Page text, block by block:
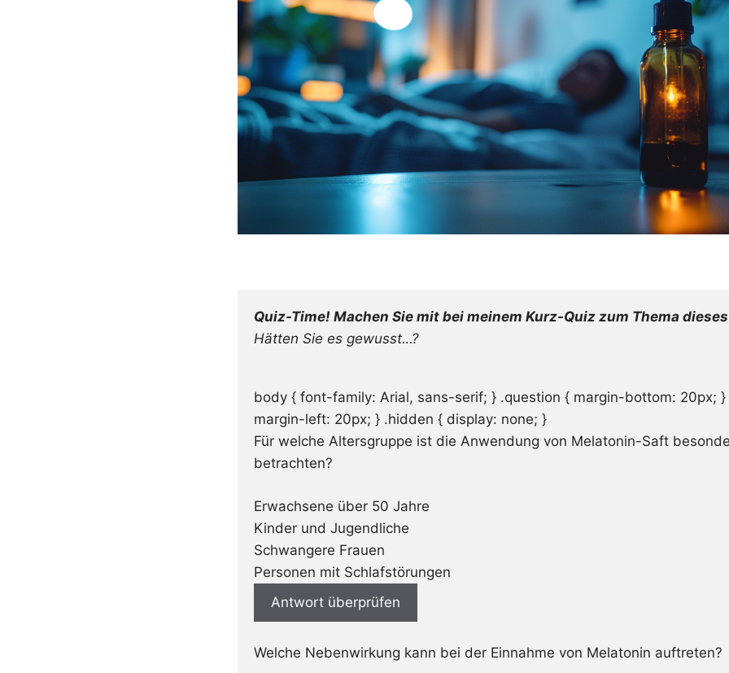
Quiz-Time! Machen Sie mit bei meinem Kurz-Quiz zum Thema
Hätten Sie es gewusst…?
body { font-family: Arial, sans-serif; } .question { margin-bottom: 20px; }
margin-left: 20px; } .hidden { display: none; }
Für welche Altersgruppe ist die Anwendung von Melatonin-Saft
betrachten?
Erwachsene über 50 Jahre
Kinder und Jugendliche
Schwangere Frauen
Personen mit Schlafstörungen
Antwort überprüfen
Welche Nebenwirkung kann bei der Einnahme von Melatonin auftreten?